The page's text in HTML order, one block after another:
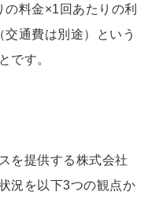
料金×1回あたりの利
通費は別途）という
です。
を提供する株式会社
況を以下3つの観点か